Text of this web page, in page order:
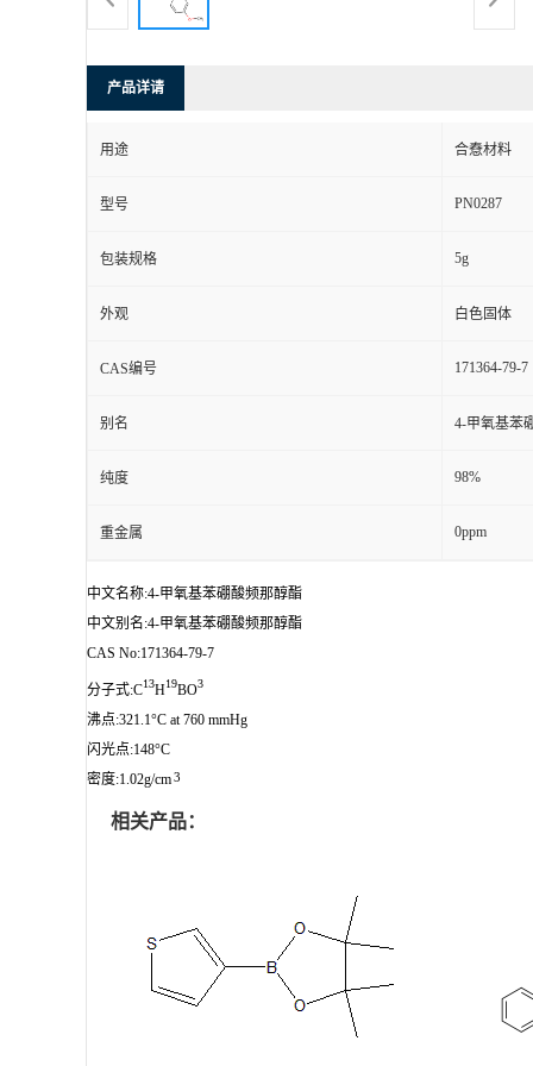
产品详请
用途 合憃材料
型号 PN0287
包装规格 5g
外观 白色固体
CAS编号 171364-79-7
别名 4-甲氧基苯
纯度 98%
重金属 0ppm
中文名称:4-甲氧基苯硼酸频那醇酯
中文别名:4-甲氧基苯硼酸频那醇酯
CAS No:171364-79-7
分子式:C13H19BO3
沸点:321.1°C at 760 mmHg
闪光点:148°C
密度:1.02g/cm3
相关产品：